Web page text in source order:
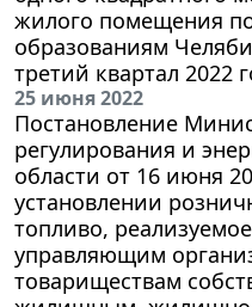
жилого помещения
образованиям
третий квартал 2022
25 июня 2022
Постановление
регулирования и
области от 16 июня
установлении
топливо,
управляющим
товариществам